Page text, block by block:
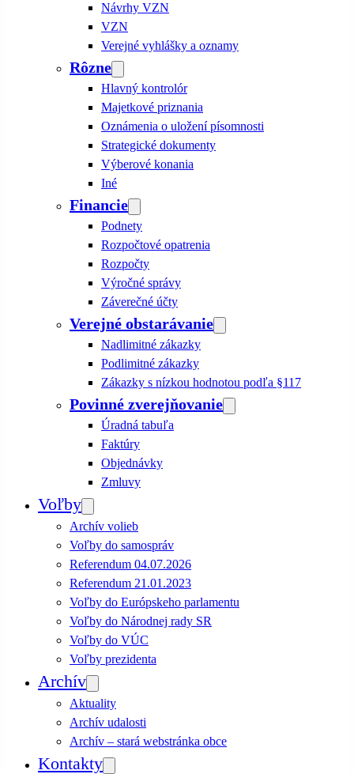
Návrhy VZN
VZN
Verejné vyhlášky a oznamy
Rôzne
Hlavný kontrolór
Majetkové priznania
Oznámenia o uložení písomnosti
Strategické dokumenty
Výberové konania
Iné
Financie
Podnety
Rozpočtové opatrenia
Rozpočty
Výročné správy
Záverečné účty
Verejné obstarávanie
Nadlimitné zákazky
Podlimitné zákazky
Zákazky s nízkou hodnotou podľa §117
Povinné zverejňovanie
Úradná tabuľa
Faktúry
Objednávky
Zmluvy
Voľby
Archív volieb
Voľby do samospráv
Referendum 04.07.2026
Referendum 21.01.2023
Voľby do Európskeho parlamentu
Voľby do Národnej rady SR
Voľby do VÚC
Voľby prezidenta
Archív
Aktuality
Archív udalosti
Archív – stará webstránka obce
Kontakty